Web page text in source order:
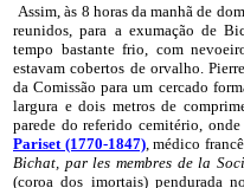
Assim, às 8 horas da manhã de
reunidos, para a exumação de
tempo bastante frio, com
estavam cobertos de orvalho.
da Comissão para um cercado
largura e dois metros de
parede do referido cemitério,
Pariset (1770-1847), médico
Bichat, par les membres de la
(coroa dos imortais) pendurada